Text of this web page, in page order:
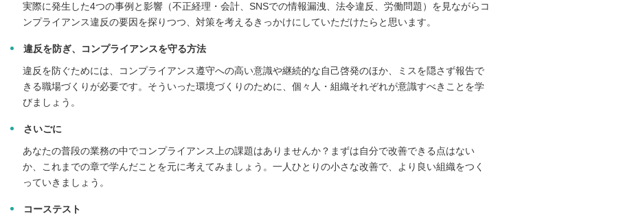
実際に発生した4つの事例と影響（不正経理・会計、SNSでの情報漏洩、法令違反、労働問題）を見ながらコ
ンプライアンス違反の要因を探りつつ、対策を考えるきっかけにしていただけたらと思います。
違反を防ぎ、コンプライアンスを守る方法
違反を防ぐためには、コンプライアンス遵守への高い意識や継続的な自己啓発のほか、ミスを隠さず報告で
きる職場づくりが必要です。そういった環境づくりのために、個々人・組織それぞれが意識すべきことを学
びましょう。
さいごに
あなたの普段の業務の中でコンプライアンス上の課題はありませんか？まずは自分で改善できる点はない
か、これまでの章で学んだことを元に考えてみましょう。一人ひとりの小さな改善で、より良い組織をつく
っていきましょう。
コーステスト